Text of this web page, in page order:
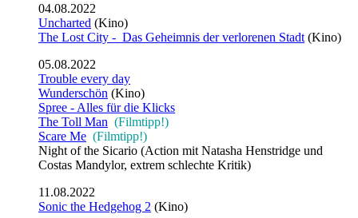
04.08.2022
Uncharted (Kino)
The Lost City - Das Geheimnis der verlorenen Stadt (Kino)
05.08.2022
Trouble every day
Wunderschön (Kino)
Spree - Alles für die Klicks
The Toll Man (Filmtipp!)
Scare Me (Filmtipp!)
Night of the Sicario (Action mit Natasha Henstridge und
Costas Mandylor, extrem schlechte Kritik)
11.08.2022
Sonic the Hedgehog 2 (Kino)